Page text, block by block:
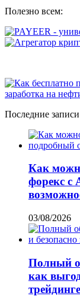
Полезно всем:
Последние записи
Как
форекс с
03/08/2026
Полный
как